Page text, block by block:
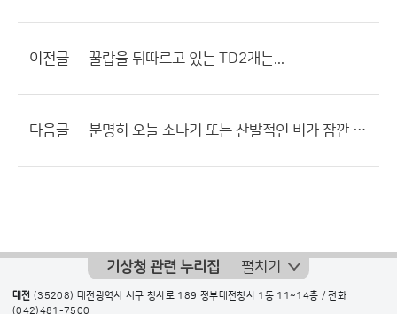
이전글 꿀랍을 뒤따르고 있는 TD2개는...
다음글 분명히 오늘 소나기 또는 산발적인 비가 잠깐 온다고 했는데...
기상청 관련 누리집 펼치기
대전 (35208) 대전광역시 서구 청사로 189 정부대전청사 1동 11~14층 / 전화
(042)481-7500